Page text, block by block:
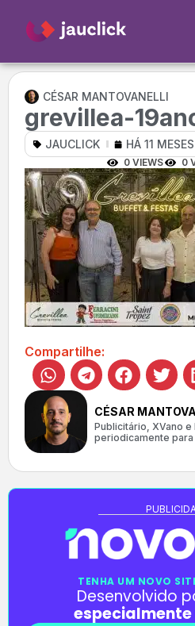
CÉSAR MANTOVANELLI
grevillea-
JAUCLICK HÁ 11 MESES
0 VIEWS 0
Compartilhe:
CÉSAR
Publicitário, XVano
periodicamente
TENHA UM NOVO
Desenvolvido